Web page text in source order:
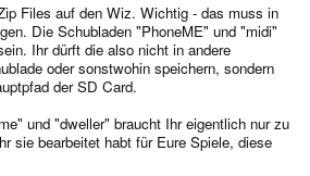
Files auf den Wiz. Wichtig - das muss in
Die Schubladen "PhoneME" und "midi"
Ihr dürft die also nicht in andere
oder sonstwohin speichern, sondern
der SD Card.
und "dweller" braucht Ihr eigentlich nur zu
sie bearbeitet habt für Eure Spiele, diese